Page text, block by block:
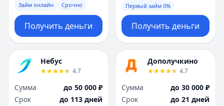
Займ онлайн Срочно
Получить деньги
Первый займ 0%
Получить деньги
Небус
4.7
Сумма
до 50 000 ₽
Срок
до 113 дней
Дополучкино
4.7
Сумма
до 30 000 ₽
Срок
до 21 дней